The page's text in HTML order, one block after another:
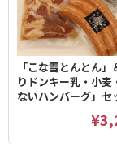
「こな雪とんとん」
りドンキー乳・小麦
ないハンバーグ」セ